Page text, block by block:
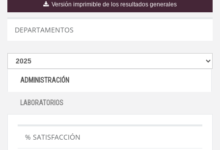
Versión imprimible de los resultados generales
DEPARTAMENTOS
ADMINISTRACIÓN
LABORATORIOS
% SATISFACCIÓN